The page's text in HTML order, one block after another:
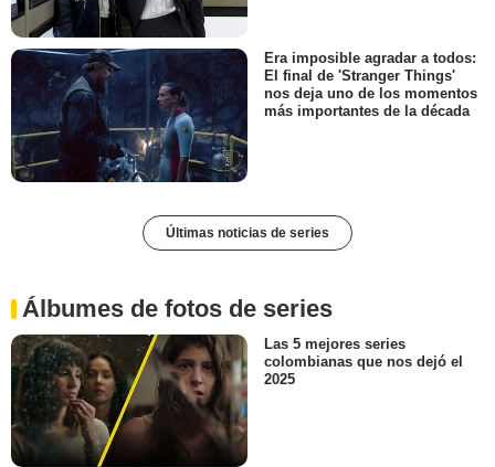
Era imposible agradar a todos:
El final de 'Stranger Things'
nos deja uno de los momentos
más importantes de la década
Últimas noticias de series
Álbumes de fotos de series
Las 5 mejores series
colombianas que nos dejó el
2025